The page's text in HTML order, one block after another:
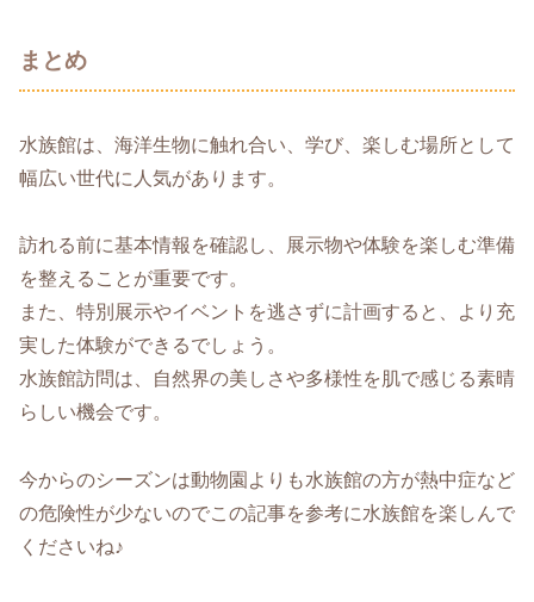
まとめ
水族館は、海洋生物に触れ合い、学び、楽しむ場所として
幅広い世代に人気があります。
訪れる前に基本情報を確認し、展示物や体験を楽しむ準備
を整えることが重要です。
また、特別展示やイベントを逃さずに計画すると、より充
実した体験ができるでしょう。
水族館訪問は、自然界の美しさや多様性を肌で感じる素晴
らしい機会です。
今からのシーズンは動物園よりも水族館の方が熱中症など
の危険性が少ないのでこの記事を参考に水族館を楽しんで
くださいね♪